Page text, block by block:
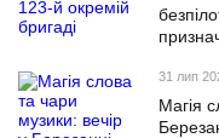
31 лип
Магія